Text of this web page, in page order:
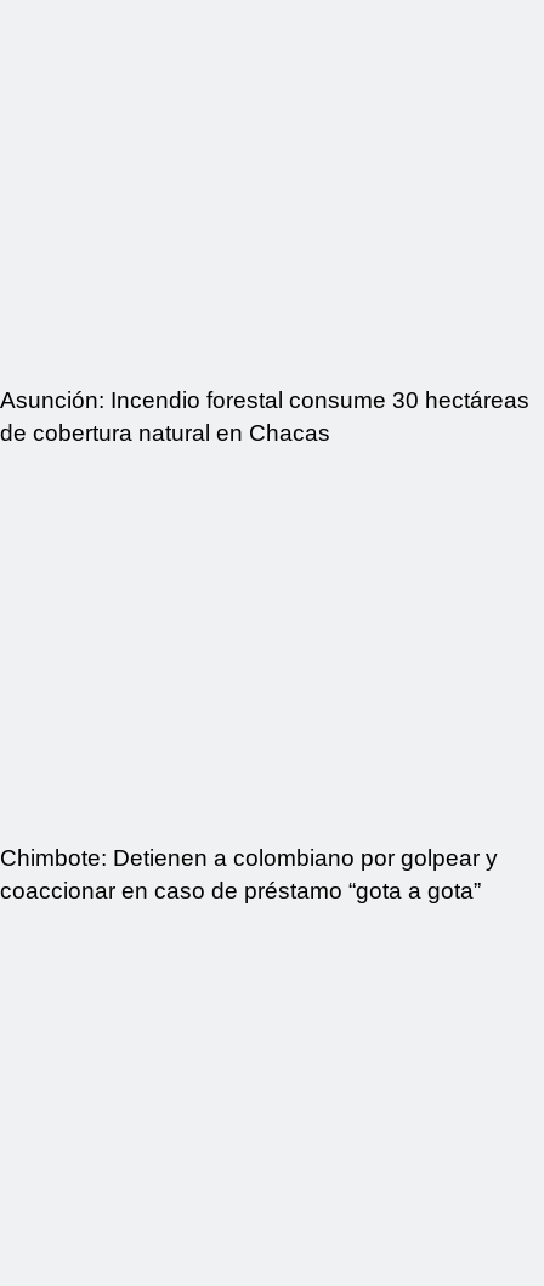
Asunción: Incendio forestal consume 30 hectáreas
de cobertura natural en Chacas
Chimbote: Detienen a colombiano por golpear y
coaccionar en caso de préstamo “gota a gota”